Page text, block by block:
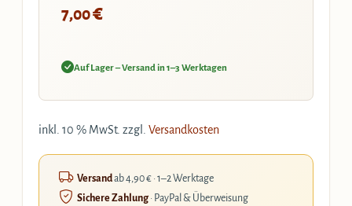
7,00€
Auf Lager – Versand in 1–3 Werktagen
inkl. 10 % MwSt. zzgl. Versandkosten
Versandab 4,90 € · 1–2 Werktage
Sichere Zahlung· PayPal & Überweisung